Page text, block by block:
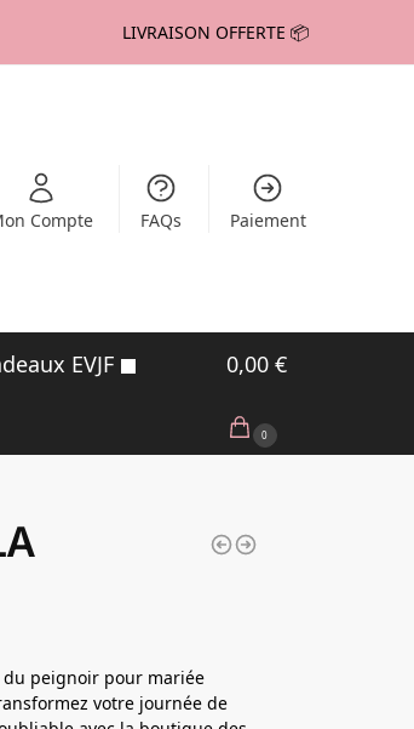
LIVRAISON OFFERTE 📦
Compte FAQs Paiement
EVJF 0,00 €
0
peignoir pour mariée
votre journée de